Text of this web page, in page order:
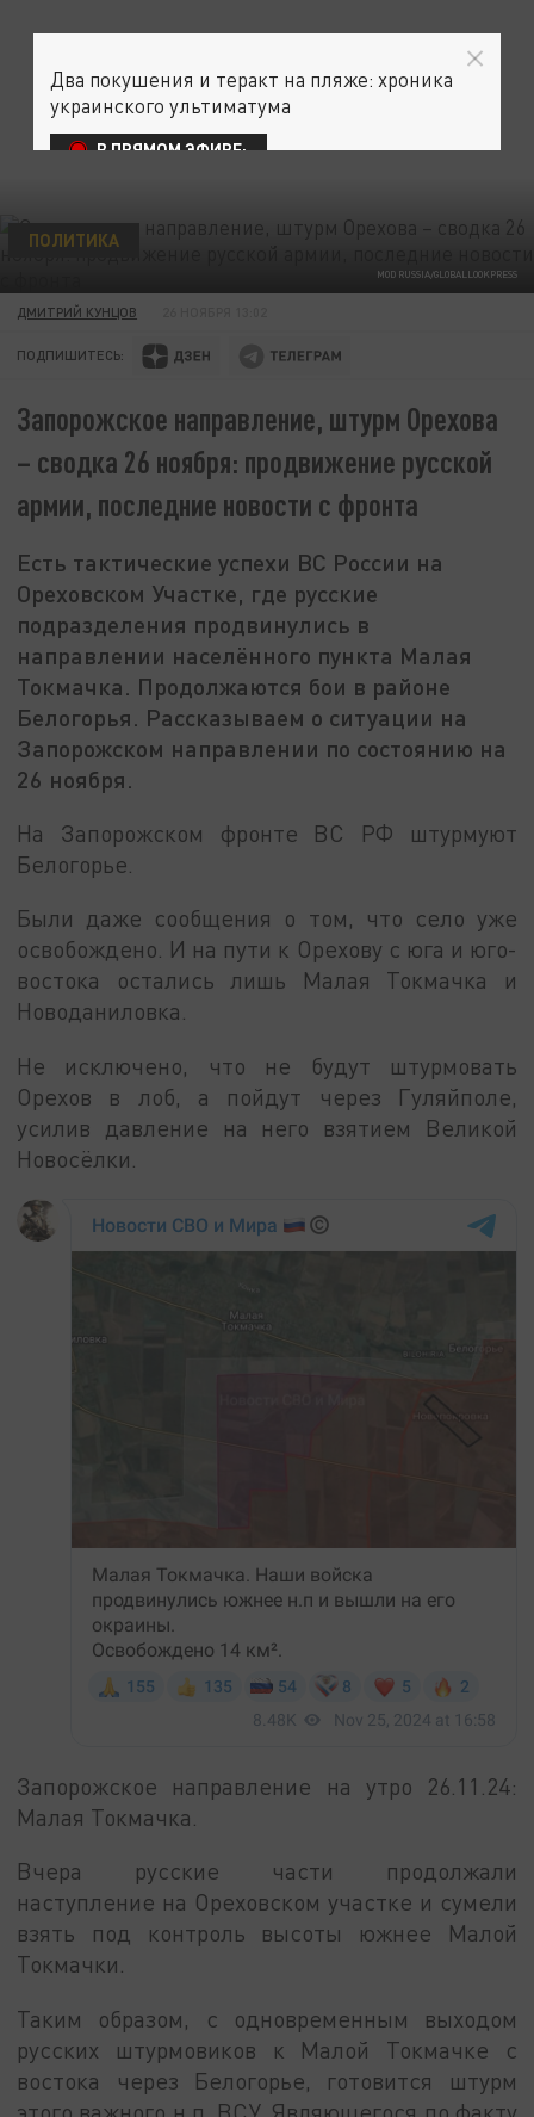
MOD RUSSIA/GLOBALLOOKPRESS
ПОЛИТИКА
ДМИТРИЙ КУНЦОВ
ПОДПИШИТЕСЬ:
Запорожское направление, штурм Орехова
– сводка 26 ноября: продвижение русской
армии, последние новости с фронта
Есть тактические успехи ВС России на
Ореховском Участке, где русские
подразделения продвинулись в
направлении населённого пункта Малая
Токмачка. Продолжаются бои в районе
Белогорья. Рассказываем о ситуации на
Запорожском направлении по состоянию на
26 ноября.
На Запорожском фронте ВС РФ штурмуют
Белогорье.
Были даже сообщения о том, что село уже
освобождено. И на пути к Орехову с юга и юго-
востока остались лишь Малая Токмачка и
Новоданиловка.
Не исключено, что не будут штурмовать
Орехов в лоб, а пойдут через Гуляйполе,
усилив давление на него взятием Великой
Новосёлки.
Запорожское направление на утро 26.11.24:
Малая Токмачка.
Вчера русские части продолжали
наступление на Ореховском участке и сумели
взять под контроль высоты южнее Малой
Токмачки.
Таким образом, с одновременным выходом
русских штурмовиков к Малой Токмачке с
востока через Белогорье, готовится штурм
Два покушения и теракт на пляже: хроника
украинского ультиматума
В ПРЯМОМ ЭФИРЕ: